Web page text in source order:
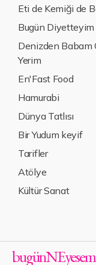
Eti de Kemiği de
Bugün Diyetteyim
Denizden Babam
Yerim
En'Fast Food
Hamurabi
Dünya Tatlısı
Bir Yudum keyif
Tarifler
Atölye
Kültür Sanat
bugünNEyesem